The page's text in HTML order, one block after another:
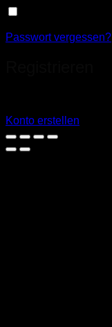
Passwort vergessen?
Konto erstellen